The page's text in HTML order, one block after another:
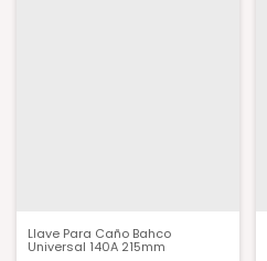
Llave Para Caño Bahco
Universal 140A 215mm